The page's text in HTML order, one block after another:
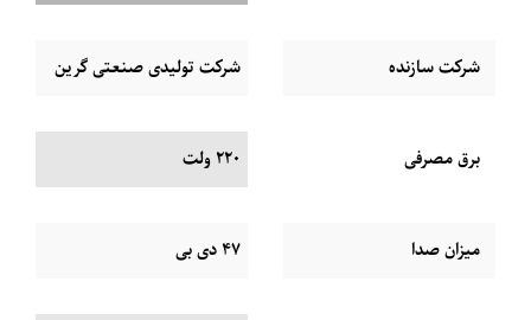
شرکت سازنده شرکت تولیدی صنعتی گرین
برق مصرفی 220 ولت
میزان صدا 47 دی بی